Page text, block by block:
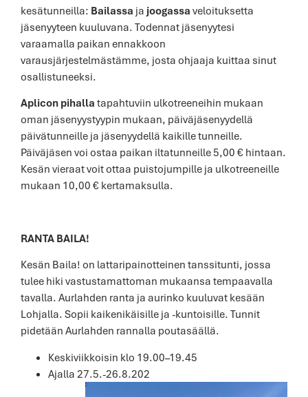
kesätunneilla: Bailassa ja joogassa veloituksetta
jäsenyyteen kuuluvana. Todennat jäsenyytesi
varaamalla paikan ennakkoon
varausjärjestelmästämme, josta ohjaaja kuittaa sinut
osallistuneeksi.
Aplicon pihalla tapahtuviin ulkotreeneihin mukaan
oman jäsenyystyypin mukaan, päiväjäsenyydellä
päivätunneille ja jäsenyydellä kaikille tunneille.
Päiväjäsen voi ostaa paikan iltatunneille 5,00 € hintaan.
Kesän vieraat voit ottaa puistojumpille ja ulkotreeneille
mukaan 10,00 € kertamaksulla.
RANTA BAILA!
Kesän Baila! on lattaripainotteinen tanssitunti, jossa
tulee hiki vastustamattoman mukaansa tempaavalla
tavalla. Aurlahden ranta ja aurinko kuuluvat kesään
Lohjalla. Sopii kaikenikäisille ja -kuntoisille. Tunnit
pidetään Aurlahden rannalla poutasäällä.
Keskiviikkoisin klo 19.00–19.45
Ajalla 27.5.-26.8.202